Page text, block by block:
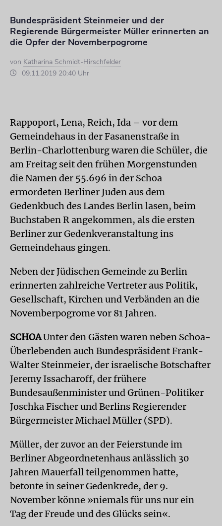
Bundespräsident Steinmeier und der
Regierende Bürgermeister Müller erinnerten an
die Opfer der Novemberpogrome
von Katharina Schmidt-Hirschfelder
09.11.2019 20:40 Uhr
Rappoport, Lena, Reich, Ida – vor dem
Gemeindehaus in der Fasanenstraße in
Berlin-Charlottenburg waren die Schüler, die
am Freitag seit den frühen Morgenstunden
die Namen der 55.696 in der Schoa
ermordeten Berliner Juden aus dem
Gedenkbuch des Landes Berlin lasen, beim
Buchstaben R angekommen, als die ersten
Berliner zur Gedenkveranstaltung ins
Gemeindehaus gingen.
Neben der Jüdischen Gemeinde zu Berlin
erinnerten zahlreiche Vertreter aus Politik,
Gesellschaft, Kirchen und Verbänden an die
Novemberpogrome vor 81 Jahren.
SCHOAUnter den Gästen waren neben Schoa-
Überlebenden auch Bundespräsident Frank-
Walter Steinmeier, der israelische Botschafter
Jeremy Issacharoff, der frühere
Bundesaußenminister und Grünen-Politiker
Joschka Fischer und Berlins Regierender
Bürgermeister Michael Müller (SPD).
Müller, der zuvor an der Feierstunde im
Berliner Abgeordnetenhaus anlässlich 30
Jahren Mauerfall teilgenommen hatte,
betonte in seiner Gedenkrede, der 9.
November könne »niemals für uns nur ein
Tag der Freude und des Glücks sein«.